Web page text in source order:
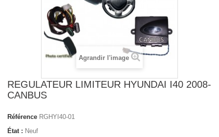
Agrandir l'image
REGULATEUR LIMITEUR HYUNDAI I40 2008-
CANBUS
Référence RGHYI40-01
État : Neuf